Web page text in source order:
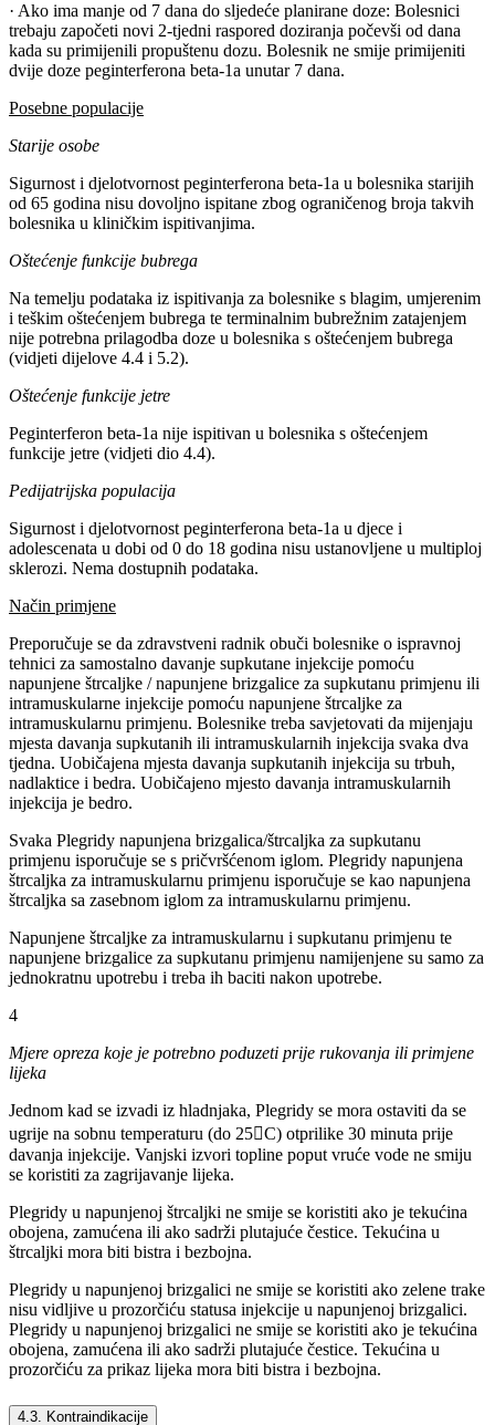
· Ako ima manje od 7 dana do sljedeće planirane doze: Bolesnici
trebaju započeti novi 2-tjedni raspored doziranja počevši od dana
kada su primijenili propuštenu dozu. Bolesnik ne smije primijeniti
dvije doze peginterferona beta-1a unutar 7 dana.
Posebne populacije
Starije osobe
Sigurnost i djelotvornost peginterferona beta-1a u bolesnika starijih
od 65 godina nisu dovoljno ispitane zbog ograničenog broja takvih
bolesnika u kliničkim ispitivanjima.
Oštećenje funkcije bubrega
Na temelju podataka iz ispitivanja za bolesnike s blagim, umjerenim
i teškim oštećenjem bubrega te terminalnim bubrežnim zatajenjem
nije potrebna prilagodba doze u bolesnika s oštećenjem bubrega
(vidjeti dijelove 4.4 i 5.2).
Oštećenje funkcije jetre
Peginterferon beta-1a nije ispitivan u bolesnika s oštećenjem
funkcije jetre (vidjeti dio 4.4).
Pedijatrijska populacija
Sigurnost i djelotvornost peginterferona beta-1a u djece i
adolescenata u dobi od 0 do 18 godina nisu ustanovljene u multiploj
sklerozi. Nema dostupnih podataka.
Način primjene
Preporučuje se da zdravstveni radnik obuči bolesnike o ispravnoj
tehnici za samostalno davanje supkutane injekcije pomoću
napunjene štrcaljke / napunjene brizgalice za supkutanu primjenu ili
intramuskularne injekcije pomoću napunjene štrcaljke za
intramuskularnu primjenu. Bolesnike treba savjetovati da mijenjaju
mjesta davanja supkutanih ili intramuskularnih injekcija svaka dva
tjedna. Uobičajena mjesta davanja supkutanih injekcija su trbuh,
nadlaktice i bedra. Uobičajeno mjesto davanja intramuskularnih
injekcija je bedro.
Svaka Plegridy napunjena brizgalica/štrcaljka za supkutanu
primjenu isporučuje se s pričvršćenom iglom. Plegridy napunjena
štrcaljka za intramuskularnu primjenu isporučuje se kao napunjena
štrcaljka sa zasebnom iglom za intramuskularnu primjenu.
Napunjene štrcaljke za intramuskularnu i supkutanu primjenu te
napunjene brizgalice za supkutanu primjenu namijenjene su samo za
jednokratnu upotrebu i treba ih baciti nakon upotrebe.
4
Mjere opreza koje je potrebno poduzeti prije rukovanja ili primjene
lijeka
Jednom kad se izvadi iz hladnjaka, Plegridy se mora ostaviti da se
ugrije na sobnu temperaturu (do 25C) otprilike 30 minuta prije
davanja injekcije. Vanjski izvori topline poput vruće vode ne smiju
se koristiti za zagrijavanje lijeka.
Plegridy u napunjenoj štrcaljki ne smije se koristiti ako je tekućina
obojena, zamućena ili ako sadrži plutajuće čestice. Tekućina u
štrcaljki mora biti bistra i bezbojna.
Plegridy u napunjenoj brizgalici ne smije se koristiti ako zelene trake
nisu vidljive u prozorčiću statusa injekcije u napunjenoj brizgalici.
Plegridy u napunjenoj brizgalici ne smije se koristiti ako je tekućina
obojena, zamućena ili ako sadrži plutajuće čestice. Tekućina u
prozorčiću za prikaz lijeka mora biti bistra i bezbojna.
4.3. Kontraindikacije